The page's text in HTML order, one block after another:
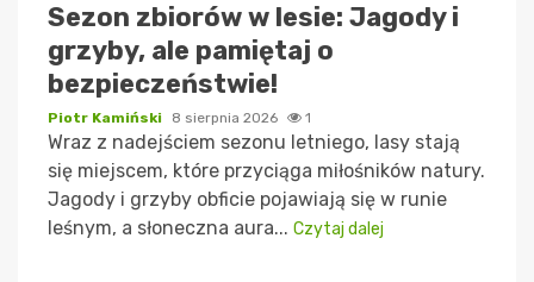
Sezon zbiorów w lesie: Jagody i
grzyby, ale pamiętaj o
bezpieczeństwie!
Piotr Kamiński 8 sierpnia 2026 1
Wraz z nadejściem sezonu letniego, lasy stają
się miejscem, które przyciąga miłośników natury.
Jagody i grzyby obficie pojawiają się w runie
leśnym, a słoneczna aura... Czytaj dalej